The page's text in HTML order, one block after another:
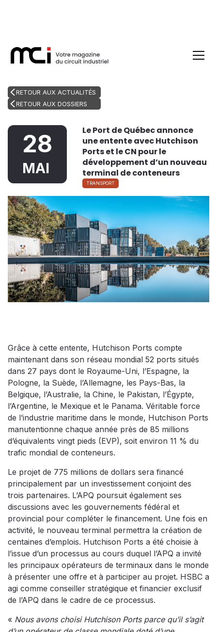
RETOUR AUX ACTUALITÉS
RETOUR AUX DOSSIERS
28
MAI
Le Port de Québec annonce
une entente avec Hutchison
Ports et le CN pour le
développement d’un nouveau
terminal de conteneurs
TRANSPORT
Grâce à cette entente, Hutchison Ports compte
maintenant dans son réseau mondial 52 ports situés
dans 27 pays dont le Royaume-Uni, l’Espagne, la
Pologne, la Suède, l’Allemagne, les Pays-Bas, la
Belgique, l’Australie, la Chine, le Pakistan, l’Égypte,
l’Argentine, le Mexique et le Panama. Véritable force
de l’industrie maritime dans le monde, Hutchison Ports
manutentionne chaque année près de 85 millions
d’équivalents vingt pieds (EVP), soit environ 11 % du
trafic mondial de conteneurs.
Le projet de 775 millions de dollars sera financé
principalement par un investissement conjoint des
trois partenaires. L’APQ poursuit également ses
discussions avec les gouvernements fédéral et
provincial pour compléter le financement. Une fois en
activité, le nouveau terminal permettra la création de
centaines d’emplois. Hutchison Ports a été choisie à
l’issue d’un processus au cours duquel l’APQ a invité
les principaux opérateurs de terminaux dans le monde
à présenter une offre et à participer au projet. HSBC a
agi comme conseiller stratégique et financier exclusif
de l’APQ dans le cadre de ce processus.
« Nous avons choisi Hutchison Ports parce qu’il s’agit